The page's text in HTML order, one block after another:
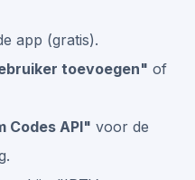
app (gratis).
toevoegen" of
Codes API" voor de